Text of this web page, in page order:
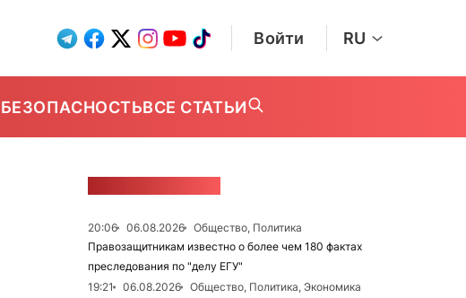
Войти RU
БЕЗОПАСНОСТЬВСЕ СТАТЬИ
20:06 06.08.2026
Общество, Политика
Правозащитникам известно о более чем 180 фактах
преследования по "делу ЕГУ"
19:21
06.08.2026
Общество, Политика, Экономика